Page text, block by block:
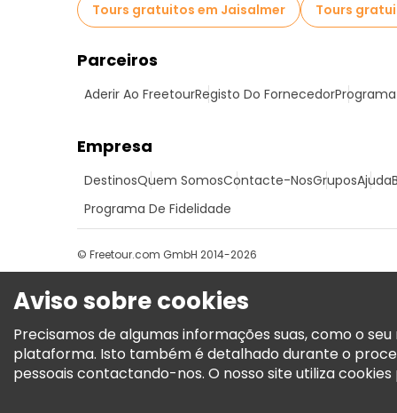
Tours gratuitos em Jaisalmer
Tours
Parceiros
Aderir Ao FreetourRegisto Do Fornecedor
Empresa
DestinosQuem SomosContacte-NosGruposAjuda
Programa De Fidelidade
© Freetour.com GmbH 2014-2026
Aviso sobre cookies
Precisamos de algumas informações suas, como o
plataforma. Isto também é detalhado durante o
pessoais contactando-nos. O nosso site utiliza